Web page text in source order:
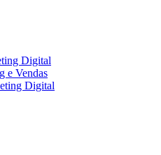
Digital
e Vendas
Digital